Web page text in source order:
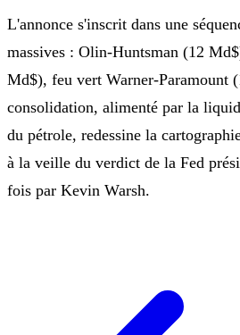
L'annonce s'inscrit dans une
massives : Olin-Huntsman (12
Md$), feu vert Warner-Paramount
consolidation, alimenté par la
du pétrole, redessine la
à la veille du verdict de la Fed
fois par Kevin Warsh.